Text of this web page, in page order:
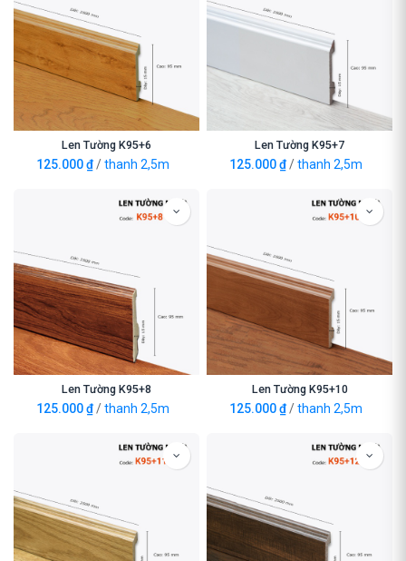
Len Tường K95+6
125.000₫/thanh 2,5m
Len Tường K95+7
125.000₫/thanh 2,5m
Len Tường K95+8
125.000₫/thanh 2,5m
Len Tường K95+10
125.000₫/thanh 2,5m